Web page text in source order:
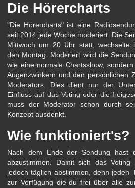
Die Hörercharts
"Die Hörercharts" ist eine
seit 2014 jede Woche moderiert. Die
Mittwoch um 20 Uhr statt, wechselte
den Montag. Moderiert wird die
wie eine normale Chartsshow,
Augenzwinkern und den persönlichen
Moderators. Dies dient nur der
Einfluss auf das Voting oder die
muss der Moderator schon durch
Konzept ausdenkt.
Wie funktioniert's?
Nach dem Ende der Sendung hast
abzustimmen. Damit sich das Voting
jedoch täglich abstimmen, denn jeden
zur Verfügung die du frei über alle